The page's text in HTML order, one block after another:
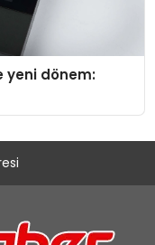
yeni dönem: